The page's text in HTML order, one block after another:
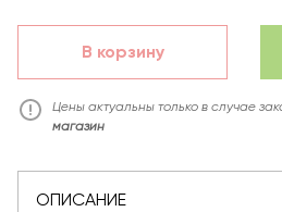
В корзину
Цены актуальны только в случае
магазин
ОПИСАНИЕ